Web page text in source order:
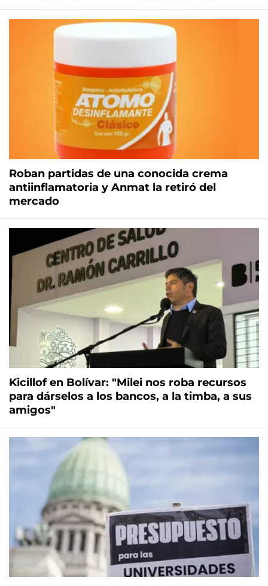
Roban partidas de una conocida crema
antiinflamatoria y Anmat la retiró del
mercado
Kicillof en Bolívar: "Milei nos roba recursos
para dárselos a los bancos, a la timba, a sus
amigos"